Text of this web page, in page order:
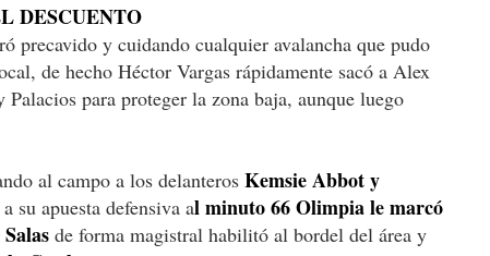
DESCUENTO
precavido y cuidando cualquier avalancha que pudo
de hecho Héctor Vargas rápidamente sacó a Alex
para proteger la zona baja, aunque luego
al campo a los delanteros Kemsie Abbot y
a su apuesta defensiva al minuto 66 Olimpia le marcó
de forma magistral habilitó al bordel del área y